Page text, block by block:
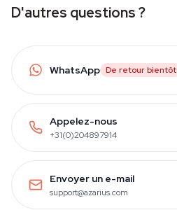
D'autres questions ?
WhatsApp De retour bientôt
Appelez-nous
+31(0)204897914
Envoyer un e-mail
support@azarius.com